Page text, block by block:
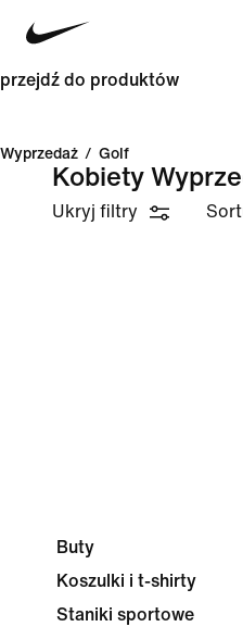
przejdź do produktów
Wyprzedaż / Golf
Kobiety
Ukryj filtry
Buty
Koszulki i t-shirty
Staniki sportowe